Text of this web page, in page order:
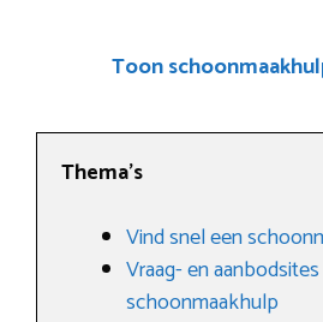
Toon
Thema’s
Vind snel een
Vraag- en
schoonmaakhulp